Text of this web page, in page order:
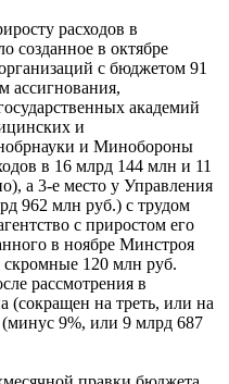
расходов в
созданное в октябре
с бюджетом 91
ассигнования,
академий
и
и Минобороны
в 16 млрд 144 млн и 11
а 3-е место у Управления
962 млн руб.) с трудом
с приростом его
в ноябре Минстроя
скромные 120 млн руб.
рассмотрения в
на треть, или на
9%, или 9 млрд 687